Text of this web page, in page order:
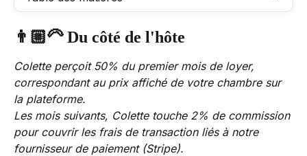
👨🏼‍🦳 Du côté de l'hôte
Colette perçoit 50% du premier mois de loyer,
correspondant au prix affiché de votre chambre sur
la plateforme.
Les mois suivants, Colette touche 2% de commission
pour couvrir les frais de transaction liés à notre
fournisseur de paiement (Stripe).